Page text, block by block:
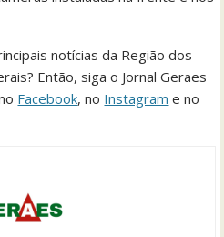
notícias da Região dos
Então, siga o Jornal Geraes
Facebook, no Instagram e no